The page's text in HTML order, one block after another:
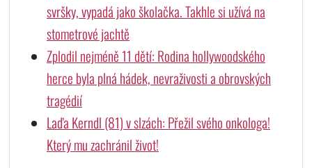
svršky, vypadá jako školačka. Takhle si užívá na
stometrové jachtě
Zplodil nejméně 11 dětí: Rodina hollywoodského
herce byla plná hádek, nevraživosti a obrovských
tragédií
Laďa Kerndl (81) v slzách: Přežil svého onkologa!
Který mu zachránil život!